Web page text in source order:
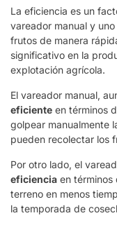
La eficiencia es un
vareador manual y
frutos de manera
significativo en la
explotación agrícola.
El vareador manual,
eficiente en términos
golpear manualmente
pueden recolectar los
Por otro lado, el
eficiencia en términos
terreno en menos
la temporada de